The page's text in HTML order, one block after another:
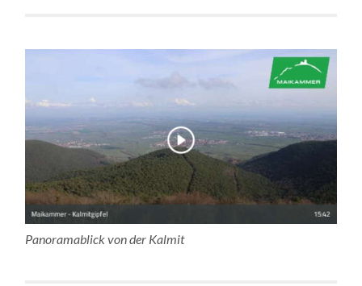
Panoramablick von der Kalmit